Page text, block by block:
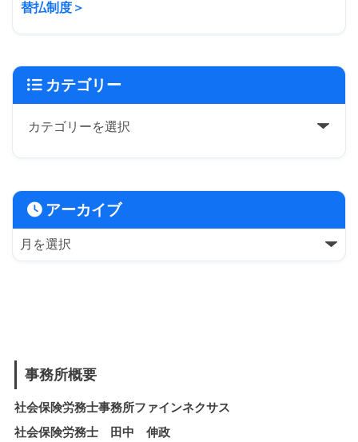
替払制度＞
カテゴリー
アーカイブ
事務所概要
社会保険労務士事務所ファインネクサス
社会保険労務士 田中 伸政